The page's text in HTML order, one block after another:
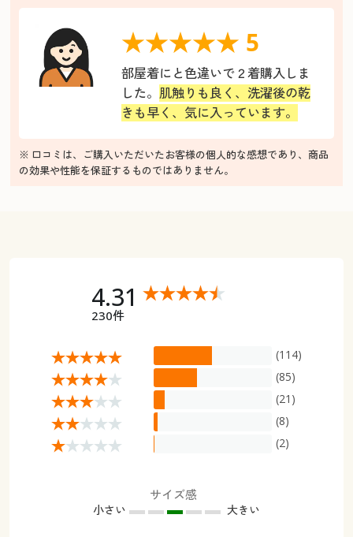
★★★★★ 5
部屋着にと色違いで２着購入しま
した。 肌触りも良く、洗濯後の乾
きも早く、気に入っています。
※ 口コミは、ご購入いただいたお客様の個人的な感想であり、商品
の効果や性能を保証するものではありません。
4.31
230件
(114)
(85)
(21)
(8)
(2)
サイズ感
小さい 大きい